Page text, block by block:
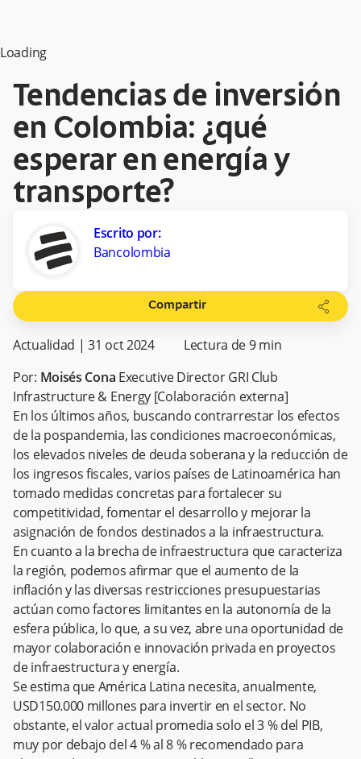
Loading
Tendencias de inversión
en Colombia: ¿qué
esperar en energía y
transporte?
Escrito por:
Bancolombia
Compartir share
Actualidad | 31 oct 2024 Lectura de9min
Por: Moisés Cona Executive Director GRI Club
Infrastructure & Energy [Colaboración externa]
En los últimos años, buscando contrarrestar los efectos
de la pospandemia, las condiciones macroeconómicas,
los elevados niveles de deuda soberana y la reducción de
los ingresos fiscales, varios países de Latinoamérica han
tomado medidas concretas para fortalecer su
competitividad, fomentar el desarrollo y mejorar la
asignación de fondos destinados a la infraestructura.
En cuanto a la brecha de infraestructura que caracteriza
la región, podemos afirmar que el aumento de la
inflación y las diversas restricciones presupuestarias
actúan como factores limitantes en la autonomía de la
esfera pública, lo que, a su vez, abre una oportunidad de
mayor colaboración e innovación privada en proyectos
de infraestructura y energía.
Se estima que América Latina necesita, anualmente,
USD150.000 millones para invertir en el sector. No
obstante, el valor actual promedia solo el 3 % del PIB,
muy por debajo del 4 % al 8 % recomendado para